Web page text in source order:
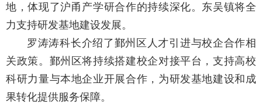
地，体现了沪甬产学研合作的持续深化。东吴镇将全
力支持研发基地建设发展。
罗涛涛科长介绍了鄞州区人才引进与校企合作相
关政策。鄞州区将持续搭建校企对接平台，支持高校
科研力量与本地企业开展合作，为研发基地建设和成
果转化提供服务保障。